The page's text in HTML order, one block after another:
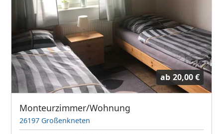
ab 20,00 €
Monteurzimmer/Wohnung
26197 Großenkneten